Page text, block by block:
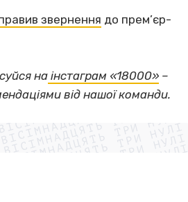
звернення до прем’єр-
на інстаграм «18000» –
від нашої команди.
ТРИ НУЛІ
ВІСІМНАДЦЯТЬ ТРИ НУЛІ
ВІСІМНАДЦЯТЬ ТРИ НУЛІ
ВІСІМНАДЦЯТЬ ТРИ НУЛІ
ВІСІМНАДЦЯТЬ ТРИ НУЛІ
ВІСІМНАДЦЯТЬ ТРИ НУЛІ
ВІСІМНАДЦЯТЬ ТРИ НУЛІ